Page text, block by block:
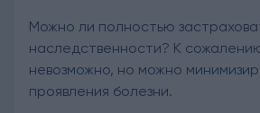
Можно ли полностью
наследственности? К
невозможно, но можно
проявления болезни.